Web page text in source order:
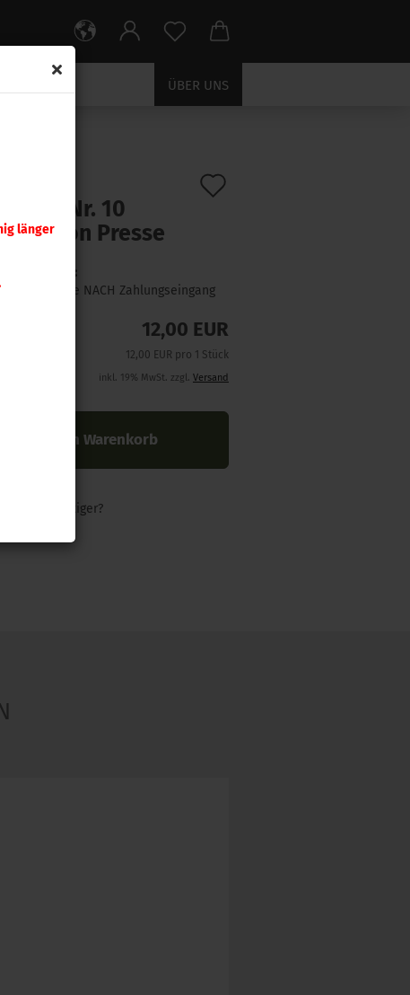
länger
ÜBER UNS
Nr. 10
Presse
Lieferzeit:
1 Woche NACH Zahlungseingang
12,00 EUR
12,00 EUR pro 1 Stück
inkl. 19% MwSt. zzgl. Versand
In den Warenkorb
günstiger?